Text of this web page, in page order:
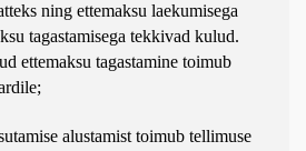
ning ettemaksu laekumisega
tagastamisega tekkivad kulud.
ettemaksu tagastamine toimub
alustamist toimub tellimuse